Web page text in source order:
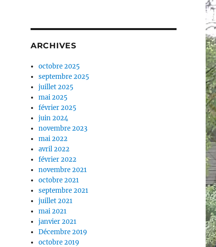
ARCHIVES
octobre 2025
septembre 2025
juillet 2025
mai 2025
février 2025
juin 2024
novembre 2023
mai 2022
avril 2022
février 2022
novembre 2021
octobre 2021
septembre 2021
juillet 2021
mai 2021
janvier 2021
Décembre 2019
octobre 2019